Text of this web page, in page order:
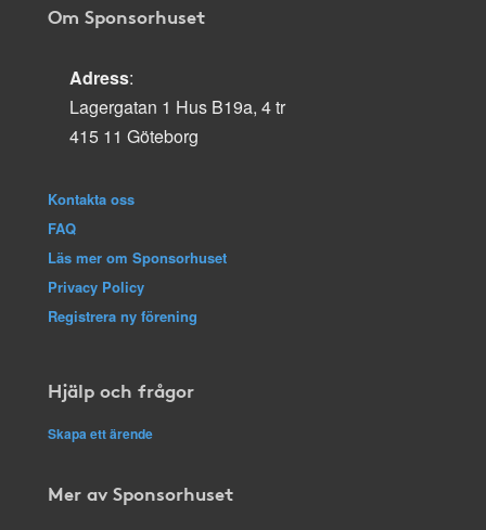
Om Sponsorhuset
Adress:
Lagergatan 1 Hus B19a, 4 tr
415 11 Göteborg
Kontakta oss
FAQ
Läs mer om Sponsorhuset
Privacy Policy
Registrera ny förening
Hjälp och frågor
Skapa ett ärende
Mer av Sponsorhuset